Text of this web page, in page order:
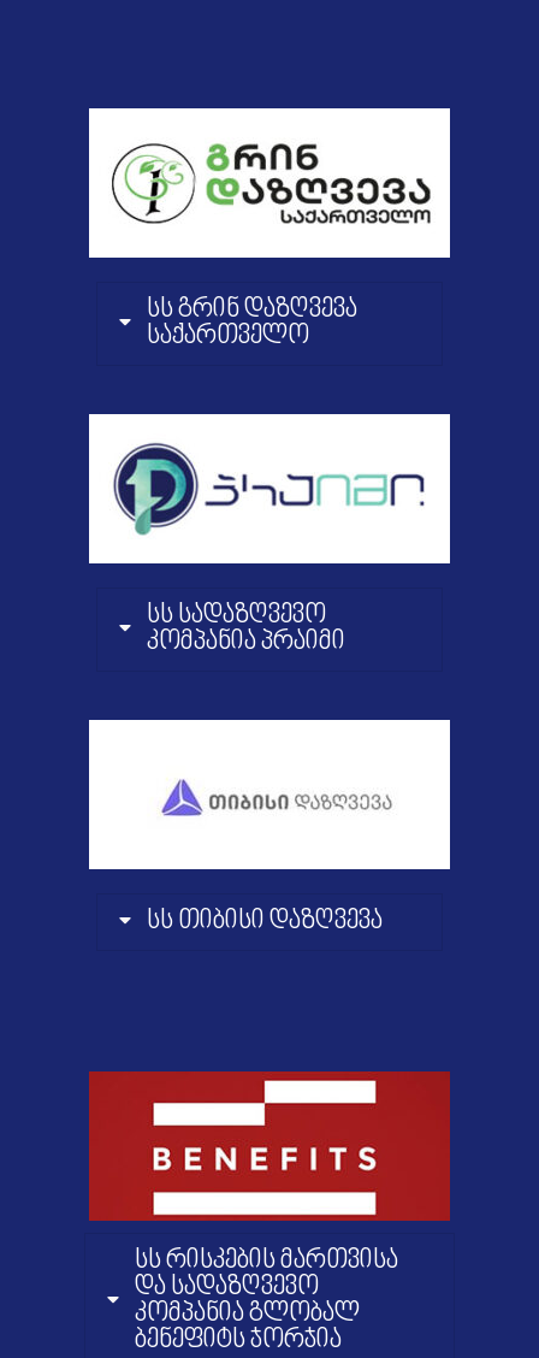
სს გრინ დაზღვევა
საქართველო
სს სადაზღვევო
კომპანია პრაიმი
სს თიბისი დაზღვევა
სს რისკების მართვისა
და სადაზღვევო
კომპანია გლობალ
ბენეფიტს ჯორჯია